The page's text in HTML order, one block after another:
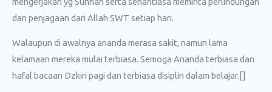
dan penjagaan dari Allah SWT setiap hari.
Walaupun di awalnya ananda merasa sakit, namun lama
kelamaan mereka mulai terbiasa. Semoga Ananda terbiasa dan
hafal bacaan Dzkiri pagi dan terbiasa disiplin dalam belajar.[]